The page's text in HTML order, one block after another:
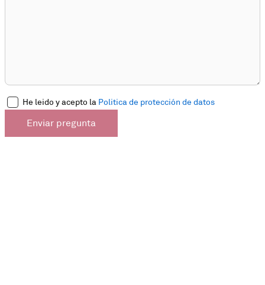
He leido y acepto la Politica de protección de datos
Enviar pregunta